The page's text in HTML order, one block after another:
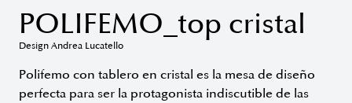
POLIFEMO_top cristal
Design Andrea Lucatello
Polifemo con tablero en cristal es la mesa de diseño
perfecta para ser la protagonista indiscutible de las